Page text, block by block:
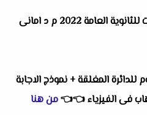
اختبار فيزياء شامل بالاجابات للثانوية العامة 2022 م د امانى
للدائرة المغلقة + نموذج الاجابة
فى الفيزياء👈
👈من هنا